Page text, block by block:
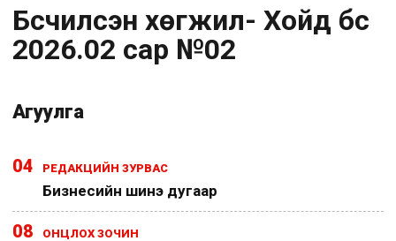
Бүсчилсэн хөгжил- Хойд бүс
2026.02 сар №02
Агуулга
04 РЕДАКЦИЙН ЗУРВАС
Бизнесийн шинэ дугаар
08 ОНЦЛОХ ЗОЧИН